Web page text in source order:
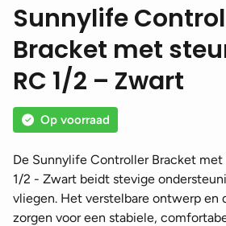
Sunnylife
Bracket met
RC 1/2 – Zwart
Op voorraad
De Sunnylife Controller Bracket met
1/2 - Zwart beidt stevige
vliegen. Het verstelbare ontwerp en
zorgen voor een stabiele,